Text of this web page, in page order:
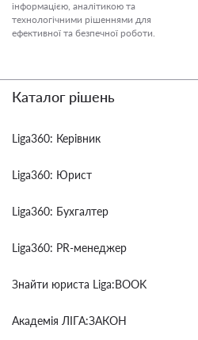
інформацією, аналітикою та
технологічними рішеннями для
ефективної та безпечної роботи.
Каталог рішень
Liga360: Керівник
Liga360: Юрист
Liga360: Бухгалтер
Liga360: PR-менеджер
Знайти юриста Liga:BOOK
Академія ЛІГА:ЗАКОН